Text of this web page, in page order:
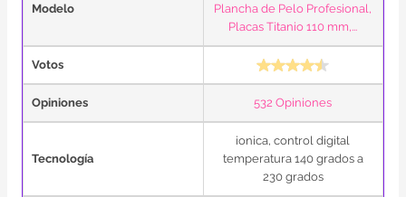
Modelo
Plancha de Pelo Profesional,
Placas Titanio 110 mm,...
Votos
Opiniones 532 Opiniones
Tecnología
ionica, control digital
temperatura 140 grados a
230 grados